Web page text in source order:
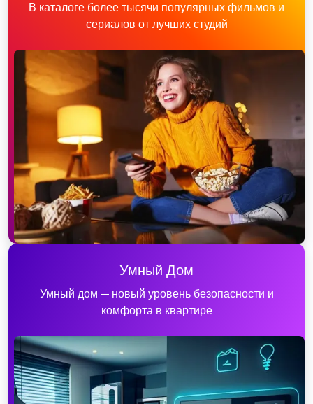
В каталоге более тысячи популярных фильмов и
сериалов от лучших студий
Умный Дом
Умный дом — новый уровень безопасности и
комфорта в квартире